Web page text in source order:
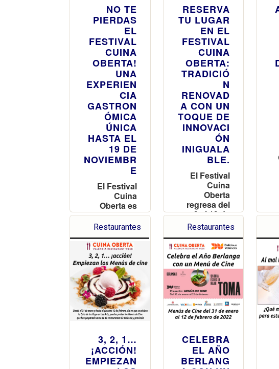
NO TE
PIERDAS
EL
FESTIVAL
CUINA
OBERTA!
UNA
EXPERIEN
CIA
GASTRON
ÓMICA
ÚNICA
HASTA EL
19 DE
NOVIEMBR
E
El Festival
Cuina
Oberta es
una cita
imprescindi
ble para los
amantes de
la
gastronomí
a
RESERVA
TU LUGAR
EN EL
FESTIVAL
CUINA
OBERTA:
TRADICIÓ
N
RENOVAD
A CON UN
TOQUE DE
INNOVACI
ÓN
INIGUALA
BLE.
El Festival
Cuina
Oberta
regresa del
9 al 19 de
noviembre
con
exquisitos
menús y
experiencia
s
innovadora
s. ¡No te lo
pierdas!
Restaurantes
3, 2, 1…
¡ACCIÓN!
EMPIEZAN
Restaurantes
CELEBRA
EL AÑO
BERLANG